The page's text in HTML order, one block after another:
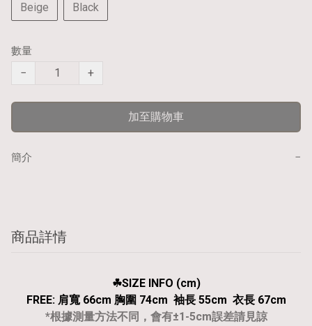
Beige Black
數量
− +
加至購物車
簡介 −
商品詳情
☘︎SIZE INFO (cm)
FREE: 肩寬 66cm 胸圍 74cm 袖長 55cm 衣長 67cm
*根據測量方法不同，會有±1-5cm誤差請見諒